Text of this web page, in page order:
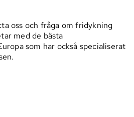
oss och fråga om fridykning
med de bästa
som har också specialiserat